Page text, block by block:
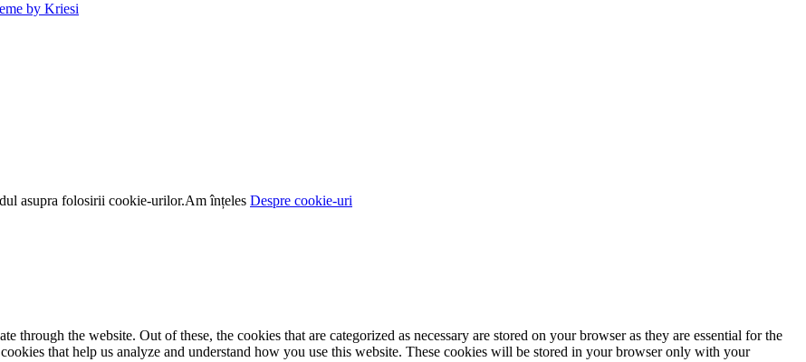
by Kriesi
asupra folosirii cookie-urilor.Am înțeles Despre cookie-uri
through the website. Out of these, the cookies that are categorized as necessary are stored on your browser as they are essential for the
that help us analyze and understand how you use this website. These cookies will be stored in your browser only with your